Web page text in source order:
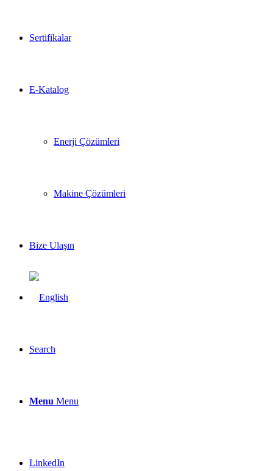
Sertifikalar
E-Katalog
Enerji Çözümleri
Makine Çözümleri
Bize Ulaşın
Search
Menu Menu
LinkedIn